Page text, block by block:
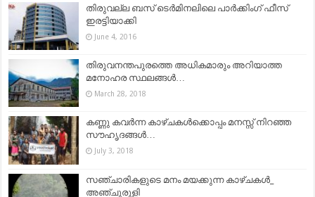
തിരുവല്ല ബസ് ടെർമിനലിലെ പാർക്കിംഗ് ഫീസ്‌
ഇരട്ടിയാക്കി
June 4, 2016
തിരുവനന്തപുരത്തെ അധികമാരും അറിയാത്ത
മനോഹര സ്ഥലങ്ങള്‍…
March 28, 2018
കണ്ണു കവർന്ന കാഴ്ചകൾക്കൊപ്പം മനസ്സ് നിറഞ്ഞ
സൗഹൃദങ്ങൾ…
July 3, 2018
സഞ്ചാരികളുടെ മനം മയക്കുന്ന കാഴ്ചകള്‍_
അഞ്ചുരുളി